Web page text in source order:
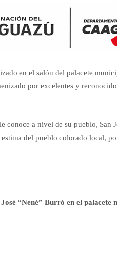
en el salón del palacete
por excelentes y
conoce a nivel de su pueblo, San
del pueblo colorado local,
“Nené” Burró en el palacete